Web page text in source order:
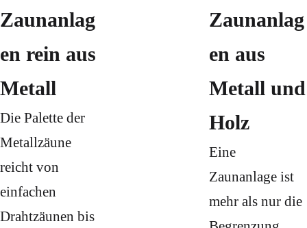
Zaunanlag
en rein aus
Metall
Die Palette der
Metallzäune
reicht von
einfachen
Drahtzäunen bis
Zaunanlag
en aus
Metall und
Holz
Eine
Zaunanlage ist
mehr als nur die